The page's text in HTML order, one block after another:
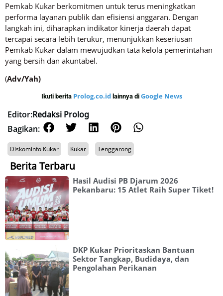
Pemkab Kukar berkomitmen untuk terus meningkatkan
performa layanan publik dan efisiensi anggaran. Dengan
langkah ini, diharapkan indikator kinerja daerah dapat
tercapai secara lebih terukur, menunjukkan keseriusan
Pemkab Kukar dalam mewujudkan tata kelola pemerintahan
yang bersih dan akuntabel.
(Adv/Yah)
Ikuti berita Prolog.co.id lainnya di Google News
Editor:Redaksi Prolog
Bagikan:
Diskominfo Kukar Kukar Tenggarong
Berita Terbaru
Hasil Audisi PB Djarum 2026
Pekanbaru: 15 Atlet Raih Super Tiket!
DKP Kukar Prioritaskan Bantuan
Sektor Tangkap, Budidaya, dan
Pengolahan Perikanan